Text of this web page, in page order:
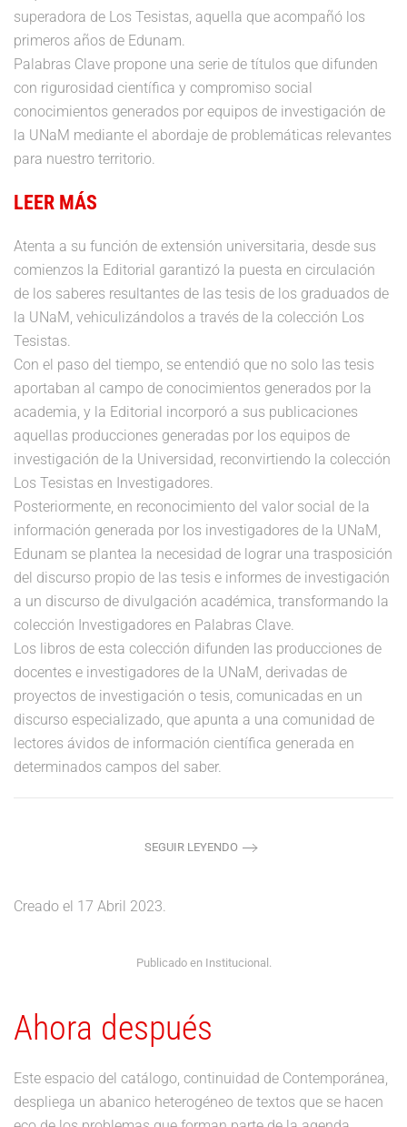
superadora de Los Tesistas, aquella que acompañó los
primeros años de Edunam.
Palabras Clave propone una serie de títulos que difunden
con rigurosidad científica y compromiso social
conocimientos generados por equipos de investigación de
la UNaM mediante el abordaje de problemáticas relevantes
para nuestro territorio.
LEER MÁS
Atenta a su función de extensión universitaria, desde sus
comienzos la Editorial garantizó la puesta en circulación
de los saberes resultantes de las tesis de los graduados de
la UNaM, vehiculizándolos a través de la colección Los
Tesistas.
Con el paso del tiempo, se entendió que no solo las tesis
aportaban al campo de conocimientos generados por la
academia, y la Editorial incorporó a sus publicaciones
aquellas producciones generadas por los equipos de
investigación de la Universidad, reconvirtiendo la colección
Los Tesistas en Investigadores.
Posteriormente, en reconocimiento del valor social de la
información generada por los investigadores de la UNaM,
Edunam se plantea la necesidad de lograr una trasposición
del discurso propio de las tesis e informes de investigación
a un discurso de divulgación académica, transformando la
colección Investigadores en Palabras Clave.
Los libros de esta colección difunden las producciones de
docentes e investigadores de la UNaM, derivadas de
proyectos de investigación o tesis, comunicadas en un
discurso especializado, que apunta a una comunidad de
lectores ávidos de información científica generada en
determinados campos del saber.
SEGUIR LEYENDO
Creado el 17 Abril 2023.
Publicado en Institucional .
Ahora después
Este espacio del catálogo, continuidad de Contemporánea,
despliega un abanico heterogéneo de textos que se hacen